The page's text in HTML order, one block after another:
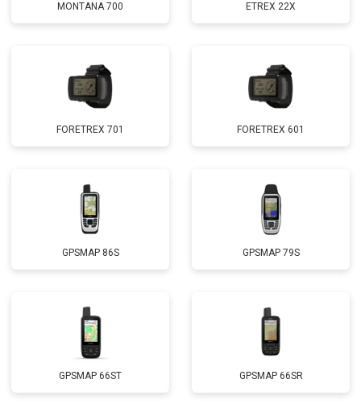
MONTANA 700 ETREX 22X
FORETREX 701 FORETREX 601
GPSMAP 86S GPSMAP 79S
GPSMAP 66ST GPSMAP 66SR